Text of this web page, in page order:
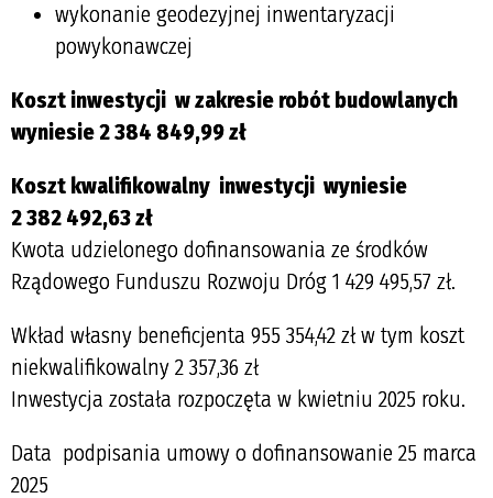
wykonanie geodezyjnej inwentaryzacji
powykonawczej
Koszt inwestycji w zakresie robót budowlanych
wyniesie 2 384 849,99 zł
Koszt kwalifikowalny inwestycji wyniesie
2 382 492,63 zł
Kwota udzielonego dofinansowania ze środków
Rządowego Funduszu Rozwoju Dróg 1 429 495,57 zł.
Wkład własny beneficjenta 955 354,42 złw tym koszt
niekwalifikowalny 2 357,36 zł
Inwestycja została rozpoczęta w kwietniu 2025 roku.
Data podpisania umowy o dofinansowanie 25 marca
2025